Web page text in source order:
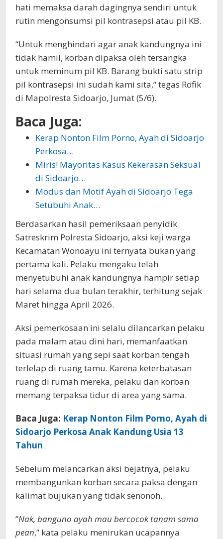
hati memaksa darah dagingnya sendiri untuk
rutin mengonsumsi pil kontrasepsi atau pil KB.
“Untuk menghindari agar anak kandungnya ini
tidak hamil, korban dipaksa oleh tersangka
untuk meminum pil KB. Barang bukti satu strip
pil kontrasepsi ini sudah kami sita,“ tegas Rofik
di Mapolresta Sidoarjo, Jumat (5/6).
Baca Juga:
Kerap Nonton Film Porno, Ayah di Sidoarjo
Perkosa…
Miris! Mayoritas Kasus Kekerasan Seksual
di Sidoarjo…
Modus dan Motif Ayah di Sidoarjo Tega
Setubuhi Anak…
Berdasarkan hasil pemeriksaan penyidik
Satreskrim Polresta Sidoarjo, aksi keji warga
Kecamatan Wonoayu ini ternyata bukan yang
pertama kali. Pelaku mengaku telah
menyetubuhi anak kandungnya hampir setiap
hari selama dua bulan terakhir, terhitung sejak
Maret hingga April 2026.
Aksi pemerkosaan ini selalu dilancarkan pelaku
pada malam atau dini hari, memanfaatkan
situasi rumah yang sepi saat korban tengah
terlelap di ruang tamu. Karena keterbatasan
ruang di rumah mereka, pelaku dan korban
memang terpaksa tidur di area yang sama.
Baca Juga: Kerap Nonton Film Porno, Ayah di
Sidoarjo Perkosa Anak Kandung Usia 13
Tahun
Sebelum melancarkan aksi bejatnya, pelaku
membangunkan korban secara paksa dengan
kalimat bujukan yang tidak senonoh.
”Nak, banguno ayah mau bercocok tanam sama
pean,” kata pelaku menirukan ucapannya